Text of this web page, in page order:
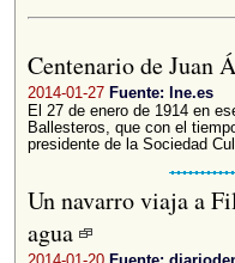
Centenario de Juan
2014-01-27 Fuente: lne.es
El 27 de enero de 1914 en
Ballesteros, que con el
presidente de la Sociedad
Un navarro viaja a
agua